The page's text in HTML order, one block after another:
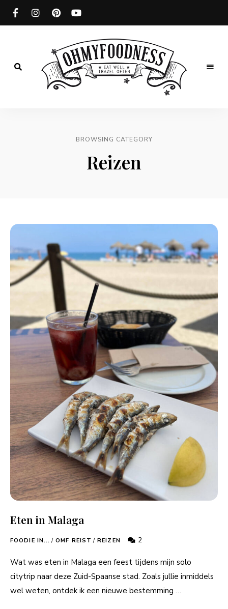
BROWSING CATEGORY
Reizen
Eten in Malaga
FOODIE IN... / OMF REIST / REIZEN 2
Wat was eten in Malaga een feest tijdens mijn solo
citytrip naar deze Zuid-Spaanse stad. Zoals jullie inmiddels
wel weten, ontdek ik een nieuwe bestemming …